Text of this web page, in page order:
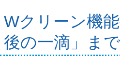
Wクリーン機
後の一滴」ま